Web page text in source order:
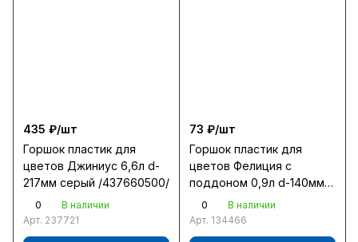
435 ₽/шт
Горшок пластик для
цветов Джиниус 6,6л d-
217мм серый /437660500/
0
В наличии
Арт. 237721
73 ₽/шт
Горшок пластик для
цветов Фелиция с
поддоном 0,9л d-140мм
мрамор /С102М/
0
В наличии
Арт. 134466